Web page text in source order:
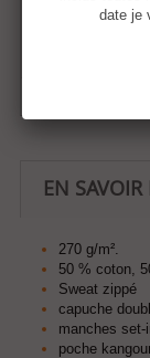
Ajouter
EN SAVOIR
270 g/m².
50 % coton,
Sweat zippé
capuche
manches set-
poche
date je